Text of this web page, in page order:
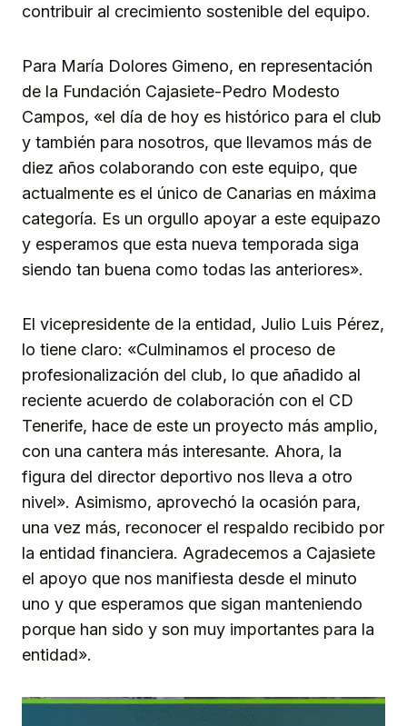
contribuir al crecimiento sostenible del equipo.
Para María Dolores Gimeno, en representación
de la Fundación Cajasiete-Pedro Modesto
Campos, «el día de hoy es histórico para el club
y también para nosotros, que llevamos más de
diez años colaborando con este equipo, que
actualmente es el único de Canarias en máxima
categoría. Es un orgullo apoyar a este equipazo
y esperamos que esta nueva temporada siga
siendo tan buena como todas las anteriores».
El vicepresidente de la entidad, Julio Luis Pérez,
lo tiene claro: «Culminamos el proceso de
profesionalización del club, lo que añadido al
reciente acuerdo de colaboración con el CD
Tenerife, hace de este un proyecto más amplio,
con una cantera más interesante. Ahora, la
figura del director deportivo nos lleva a otro
nivel». Asimismo, aprovechó la ocasión para,
una vez más, reconocer el respaldo recibido por
la entidad financiera. Agradecemos a Cajasiete
el apoyo que nos manifiesta desde el minuto
uno y que esperamos que sigan manteniendo
porque han sido y son muy importantes para la
entidad».